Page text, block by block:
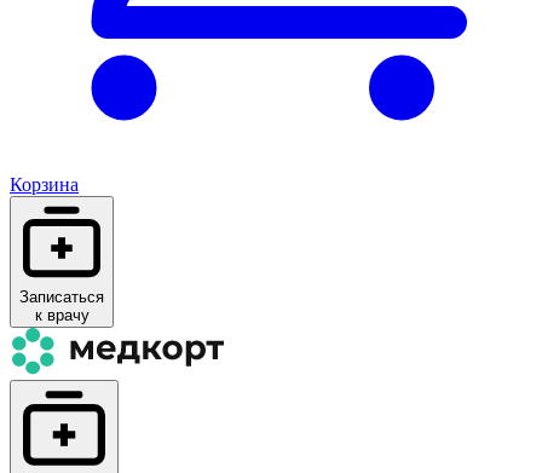
Корзина
Записаться
к врачу